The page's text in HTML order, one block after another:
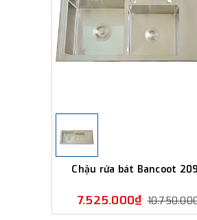
Chậu rửa bát Bancoot
7.525.000₫